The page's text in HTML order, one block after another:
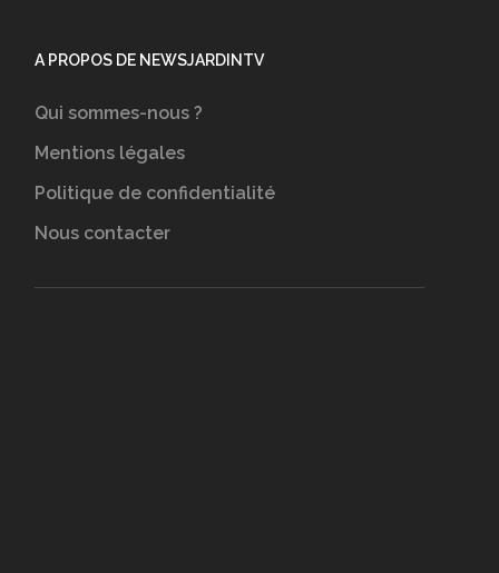
A PROPOS DE NEWSJARDINTV
Qui sommes-nous ?
Mentions légales
Politique de confidentialité
Nous contacter